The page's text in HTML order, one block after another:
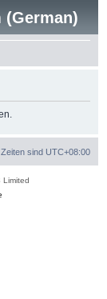
(German)
sind UTC+08:00
Limited